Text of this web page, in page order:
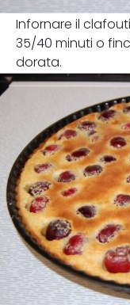
Infornare il
35/40 minuti o
dorata.